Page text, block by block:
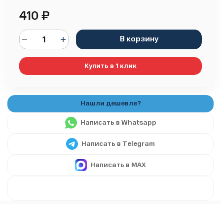
410₽
В корзину
Купить в 1 клик
Написать в Whatsapp
Написать в Telegram
Написать в MAX